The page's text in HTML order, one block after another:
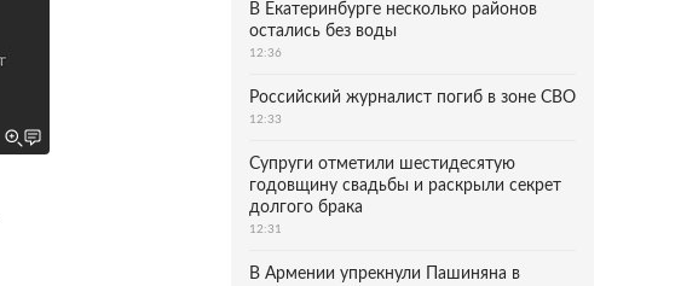
В Екатеринбурге несколько районов
остались без воды
12:36
Российский журналист погиб в зоне СВО
12:33
Супруги отметили шестидесятую
годовщину свадьбы и раскрыли секрет
долгого брака
12:31
В Армении упрекнули Пашиняна в